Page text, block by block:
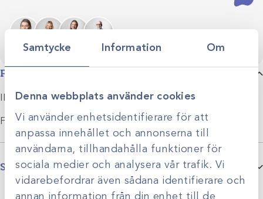
Samtycke Information Om
Denna webbplats använder cookies
Vi använder enhetsidentifierare för att
anpassa innehållet och annonserna till
användarna, tillhandahålla funktioner för
sociala medier och analysera vår trafik. Vi
vidarebefordrar även sådana identifierare och
annan information från din enhet till de
Produktbeskrivning
ID 6,5mm
För stetoskop Götze
Specifikationer
Produktgrupp Stetoskoptillbehör